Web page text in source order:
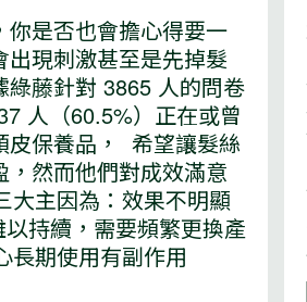
你是否也會擔心得要一
出現刺激甚至是先掉髮
綠藤針對 3865 人的問卷
人（60.5%）正在或曾
皮保養品， 希望讓髮絲
，然而他們對成效滿意
大主因為：效果不明顯
持續，需要頻繁更換產
長期使用有副作用